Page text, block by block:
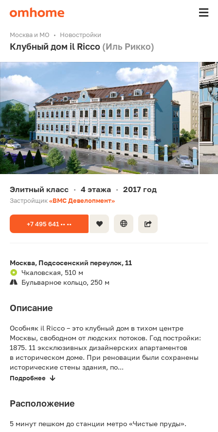
Москва и МО Новостройки
Клубный дом il Ricco (Иль Рикко)
Элитный класс • 4 этажа • 2017 год
Застройщик«ВМС Девелопмент»
+7 495 641 •• ••
Москва, Подсосенский переулок, 11
Чкаловская, 510 м
Бульварное кольцо, 250 м
Описание
Особняк il Ricco – это клубный дом в тихом центре
Москвы, свободном от людских потоков. Год постройки:
1875. 11 эксклюзивных дизайнерских апартаментов
в историческом доме. При реновации были сохранены
исторические стены здания, по...
Подробнее
Расположение
5 минут пешком до станции метро «Чистые пруды».